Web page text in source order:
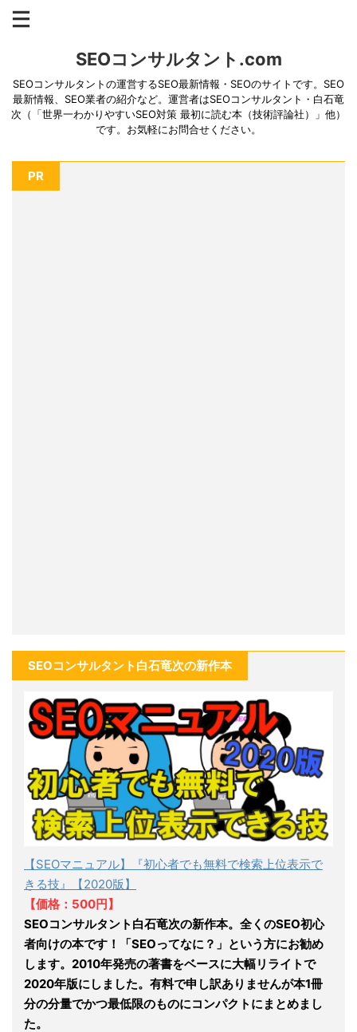
SEOコンサルタント.com
SEOコンサルタントの運営するSEO最新情報・SEOのサイトです。SEO
最新情報、SEO業者の紹介など。運営者はSEOコンサルタント・白石竜
次（「世界一わかりやすいSEO対策 最初に読む本（技術評論社）」他）
です。お気軽にお問合せください。
PR
SEOコンサルタント白石竜次の新作本
【SEOマニュアル】『初心者でも無料で検索上位表示で
きる技』【2020版】
【価格：500円】
SEOコンサルタント白石竜次の新作本。全くのSEO初心
者向けの本です！「SEOってなに？」という方にお勧め
します。2010年発売の著書をベースに大幅リライトで
2020年版にしました。有料で申し訳ありませんが本1冊
分の分量でかつ最低限のものにコンパクトにまとめまし
た。